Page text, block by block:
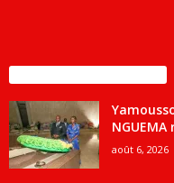
août 6, 2026